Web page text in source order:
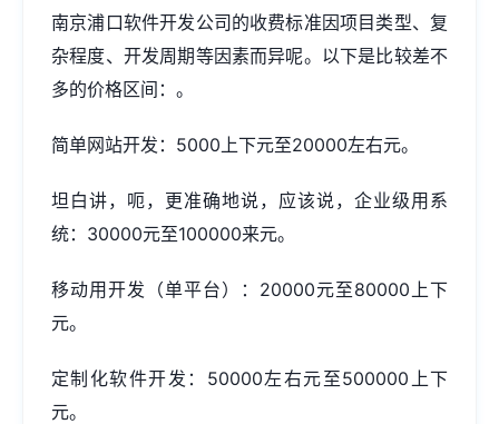
南京浦口软件开发公司的收费标准因项目类型、复
杂程度、开发周期等因素而异呢。以下是比较差不
多的价格区间：。
简单网站开发：5000上下元至20000左右元。
坦白讲，呃，更准确地说，应该说，企业级用系
统：30000元至100000来元。
移动用开发（单平台）：20000元至80000上下
元。
定制化软件开发：50000左右元至500000上下
元。